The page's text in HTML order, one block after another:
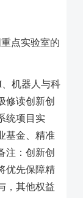
点实验室的
、机器人与科
修读创新创
统项目实
基金、精准
注：创新创
优先保障精
，其他权益